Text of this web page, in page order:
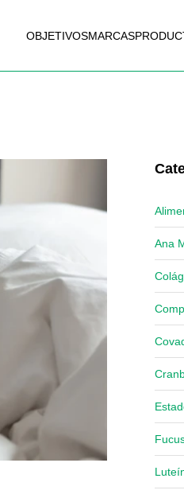
OBJETIVOSMARCAS
Ana